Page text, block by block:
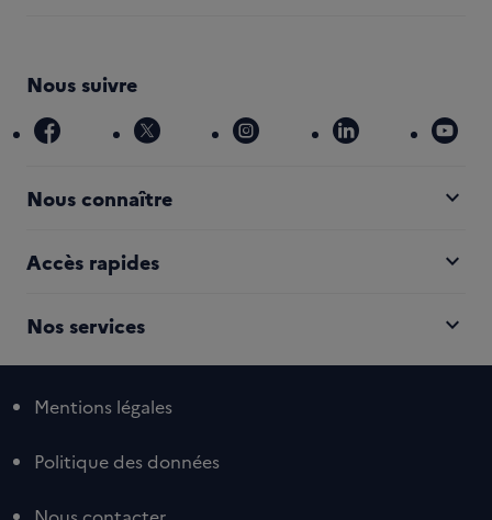
Nous suivre
facebook x instagram linkedin
Nous connaître expand_more
Accès rapides expand_more
Nos services expand_more
Mentions légales
Politique des données